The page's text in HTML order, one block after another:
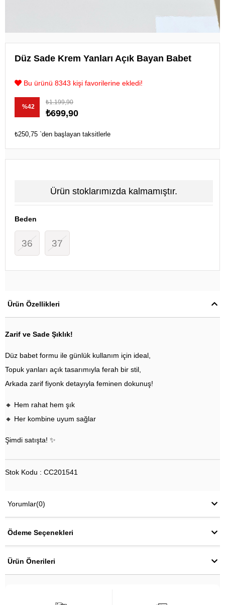
Düz Sade Krem Yanları Açık Bayan Babet
Bu ürünü 8343 kişi favorilerine ekledi!
%42
İndirim
₺1.199,90
₺699,90
₺250,75 `den başlayan taksitlerle
Ürün stoklarımızda kalmamıştır.
Beden
36 37
Ürün Özellikleri
Zarif ve Sade Şıklık!
Düz babet formu ile günlük kullanım için ideal,
Topuk yanları açık tasarımıyla ferah bir stil,
Arkada zarif fiyonk detayıyla feminen dokunuş!
🔸 Hem rahat hem şık
🔸 Her kombine uyum sağlar
Şimdi satışta! ✨
Stok Kodu : CC201541
Yorumlar(0)
Ödeme Seçenekleri
Ürün Önerileri